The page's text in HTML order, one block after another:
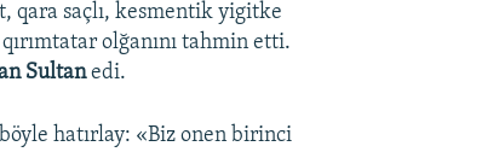
qara saçlı, kesmentik yigitke
olğanını tahmin etti.
Sultanedi.
hatırlay: «Biz onen birinci